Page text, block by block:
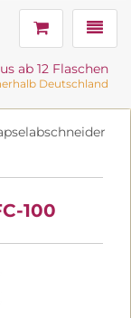
ab 12 Flaschen
Deutschland
100